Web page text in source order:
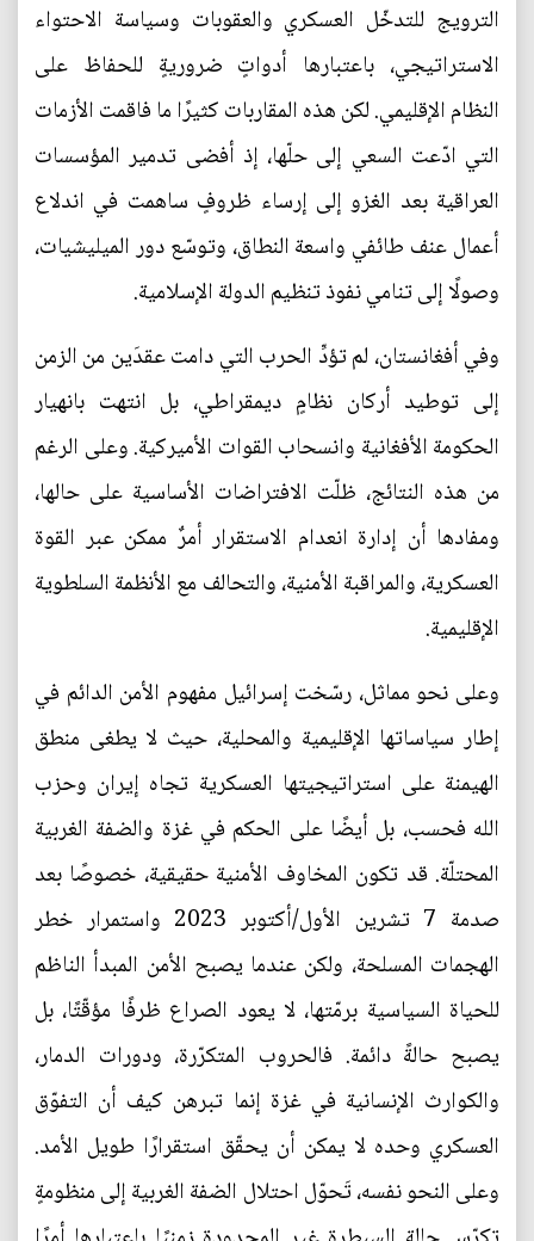
الترويج للتدخّل العسكري والعقوبات وسياسة الاحتواء
الاستراتيجي، باعتبارها أدواتٍ ضروريةٍ للحفاظ على
النظام الإقليمي. لكن هذه المقاربات كثيرًا ما فاقمت الأزمات
التي ادّعت السعي إلى حلّها، إذ أفضى تدمير المؤسسات
العراقية بعد الغزو إلى إرساء ظروفٍ ساهمت في اندلاع
أعمال عنف طائفي واسعة النطاق، وتوسّع دور الميليشيات،
وصولًا إلى تنامي نفوذ تنظيم الدولة الإسلامية.
وفي أفغانستان، لم تؤدِّ الحرب التي دامت عقدَين من الزمن
إلى توطيد أركان نظامٍ ديمقراطي، بل انتهت بانهيار
الحكومة الأفغانية وانسحاب القوات الأميركية. وعلى الرغم
من هذه النتائج، ظلّت الافتراضات الأساسية على حالها،
ومفادها أن إدارة انعدام الاستقرار أمرٌ ممكن عبر القوة
العسكرية، والمراقبة الأمنية، والتحالف مع الأنظمة السلطوية
الإقليمية.
وعلى نحو مماثل، رسّخت إسرائيل مفهوم الأمن الدائم في
إطار سياساتها الإقليمية والمحلية، حيث لا يطغى منطق
الهيمنة على استراتيجيتها العسكرية تجاه إيران وحزب
الله فحسب، بل أيضًا على الحكم في غزة والضفة الغربية
المحتلّة. قد تكون المخاوف الأمنية حقيقية، خصوصًا بعد
صدمة 7 تشرين الأول/أكتوبر 2023 واستمرار خطر
الهجمات المسلحة، ولكن عندما يصبح الأمن المبدأ الناظم
للحياة السياسية برمّتها، لا يعود الصراع ظرفًا مؤقّتًا، بل
يصبح حالةً دائمة. فالحروب المتكرّرة، ودورات الدمار،
والكوارث الإنسانية في غزة إنما تبرهن كيف أن التفوّق
العسكري وحده لا يمكن أن يحقّق استقرارًا طويل الأمد.
وعلى النحو نفسه، تَحوّل احتلال الضفة الغربية إلى منظومةٍ